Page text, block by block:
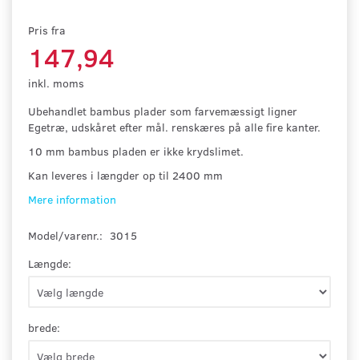
Pris fra
147,94
inkl. moms
Ubehandlet bambus plader som farvemæssigt ligner
Egetræ, udskåret efter mål. renskæres på alle fire kanter.
10 mm bambus pladen er ikke krydslimet.
Kan leveres i længder op til 2400 mm
Mere information
Model/varenr.: 3015
Længde:
brede: